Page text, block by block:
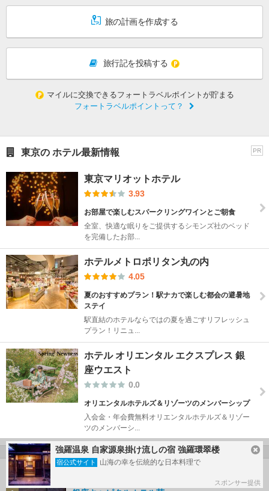
旅の計画を作成する
旅行記を投稿する
マイルに交換できるフォートラベルポイントが貯まる
フォートラベルポイントって？
PR
東京の ホテル最新情報
東京マリオットホテル
3.93
お部屋で楽しむスパークリングワインとご朝食
全室、快適な眠りをご提供するシモンズ社のベッド
を完備したお部...
ホテルメトロポリタン丸の内
4.05
夏のおすすめプラン！駅ナカで楽しむ都会の避暑地
ステイ
駅直結のホテルならではの夏を過ごすリフレッシュ
プラン！リニュ...
ホテル オリエンタル エクスプレス 銀
座ウエスト
0.0
オリエンタルホテルズ＆リゾーツのメンバーシップ
入会金・年会費無料オリエンタルホテルズ＆リゾー
ツのメンバーシ...
築地の人気ホテルランキング
強羅温泉 自家源泉掛け流しの宿 強羅環翠楼
宿公式サイト 山海の幸を伝統的な日本料理で
スポンサー提供